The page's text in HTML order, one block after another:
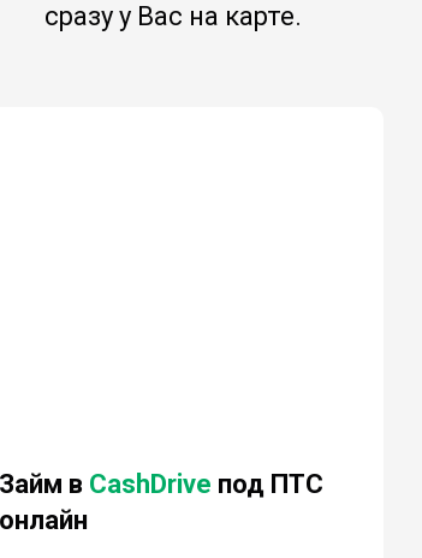
сразу у Вас на карте.
Займ в CashDrive под ПТС
онлайн